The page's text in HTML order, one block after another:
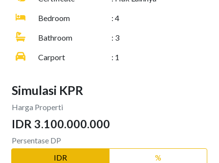
Bedroom : 4
Bathroom : 3
Carport : 1
Simulasi KPR
Harga Properti
IDR 3.100.000.000
Persentase DP
IDR
%